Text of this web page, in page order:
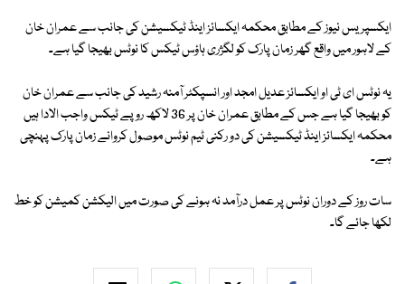
ایکسپریس نیوز کے مطابق محکمہ ایکسائز اینڈ ٹیکسیشن کی جانب سے عمران خان
کے لاہور میں واقع گھر زمان پارک کو لگژری ہاؤس ٹیکس کا نوٹس بھیجا گیا ہے۔
یہ نوٹس ای ٹی او ایکسائز عدیل امجد اور انسپکٹر آمنہ رشید کی جانب سے عمران خان
کو بھیجا گیا ہے جس کے مطابق عمران خان پر 36 لاکھ روپے ٹیکس واجب الادا ہیں
محکمہ ایکسائز اینڈ ٹیکسیشن کی دو رکنی ٹیم نوٹس موصول کروانے زمان پارک پہنچی
ہے۔
سات روز کے دوران نوٹس پر عمل درآمد نہ ہونے کی صورت میں الیکشن کمیشن کو خط
لکھا جائے گا۔